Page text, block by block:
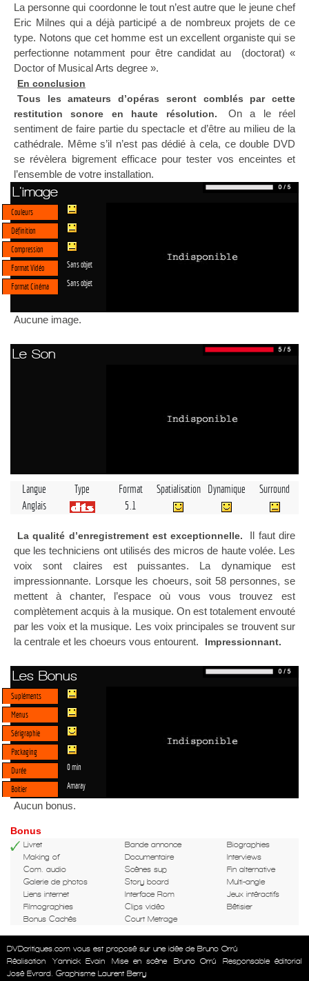
La personne qui coordonne le tout n’est autre que le jeune chef
Eric Milnes qui a déjà participé a de nombreux projets de ce
type. Notons que cet homme est un excellent organiste qui se
perfectionne notamment pour être candidat au (doctorat) «
Doctor of Musical Arts degree ».
En conclusion
Tous les amateurs d’opéras seront comblés par cette
restitution sonore en haute résolution.
On a le réel
sentiment de faire partie du spectacle et d’être au milieu de la
cathédrale. Même s’il n’est pas dédié à cela, ce double DVD
se révèlera bigrement efficace pour tester vos enceintes et
l’ensemble de votre installation.
L'image
Couleurs
Définition
Compression
Format Vidéo
Sans objet
Format Cinéma Sans objet
Aucune image.
Le Son
Langue Type Format Spatialisation Dynamique
Surround
Anglais
5.1
La qualité d’enregistrement est exceptionnelle.
Il faut dire
que les techniciens ont utilisés des micros de haute volée. Les
voix sont claires est puissantes. La dynamique est
impressionnante. Lorsque les choeurs, soit 58 personnes, se
mettent à chanter, l’espace où vous vous trouvez est
complètement acquis à la musique. On est totalement envouté
par les voix et la musique. Les voix principales se trouvent sur
la centrale et les choeurs vous entourent.
Impressionnant.
Les Bonus
Supléments
Menus
Sérigraphie
Packaging
Durée
0 min
Boitier Amaray
Aucun bonus.
Bonus
Livret Bande annonce
Biographies
Making of
Documentaire
Interviews
Com. audio
Scènes sup
Fin alternative
Galerie de photos
Story board
Multi-angle
Liens internet
Interface Rom
Jeux intéractifs
Filmographies
Clips vidéo
Bêtisier
Bonus Cachés
Court Metrage
DVDcritiques.com vous est proposé sur une idée de Bruno Orrú
Réalisation
Yannick Evain Mise en scène Bruno Orrú
Responsable éditorial
José Evrard. Graphisme Laurent Berry